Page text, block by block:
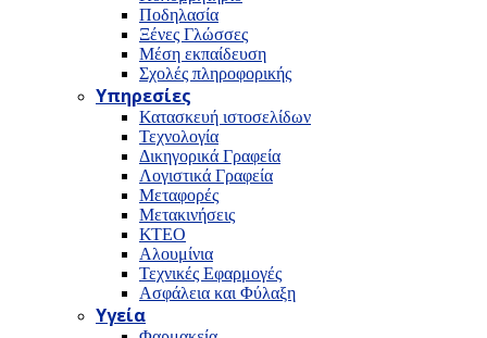
Ποδηλασία
Ξένες Γλώσσες
Μέση εκπαίδευση
Σχολές πληροφορικής
Υπηρεσίες
Κατασκευή ιστοσελίδων
Τεχνολογία
Δικηγορικά Γραφεία
Λογιστικά Γραφεία
Μεταφορές
Μετακινήσεις
ΚΤΕΟ
Αλουμίνια
Τεχνικές Εφαρμογές
Ασφάλεια και Φύλαξη
Υγεία